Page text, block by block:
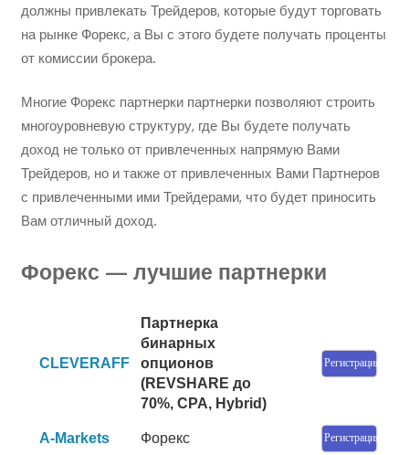
должны привлекать Трейдеров, которые будут торговать
на рынке Форекс, а Вы с этого будете получать проценты
от комиссии брокера.
Многие Форекс партнерки партнерки позволяют строить
многоуровневую структуру, где Вы будете получать
доход не только от привлеченных напрямую Вами
Трейдеров, но и также от привлеченных Вами Партнеров
с привлеченными ими Трейдерами, что будет приносить
Вам отличный доход.
Форекс — лучшие партнерки
CLEVERAFF
Партнерка
бинарных
опционов
(REVSHARE до
70%, CPA, Hybrid)
Регистрация
A-Markets Форекс Регистрация